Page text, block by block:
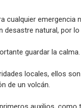
cualquier
desastre natural, por
guardar la calma.
locales, ellos
de un volcán.